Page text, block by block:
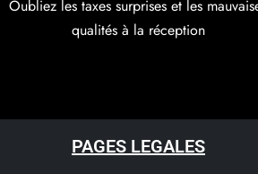
Oubliez les taxes surprises et les
qualités à la réception
PAGES LEGALES